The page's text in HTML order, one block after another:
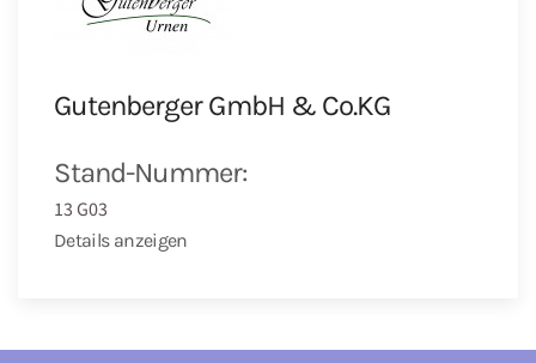
Gutenberger GmbH & Co.KG
Stand-Nummer:
13 G03
Details anzeigen